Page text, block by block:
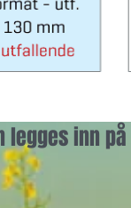
legges inn